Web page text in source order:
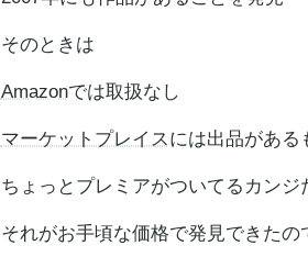
そのときは
Amazonでは取扱なし
マーケットプレイスには出品がある
ちょっとプレミアがついてるカンジ
それがお手頃な価格で発見できたの